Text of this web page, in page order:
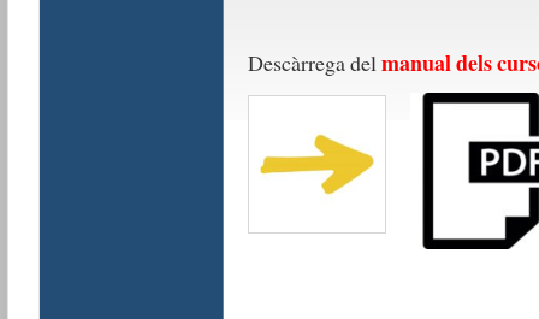
Descàrrega delmanual dels